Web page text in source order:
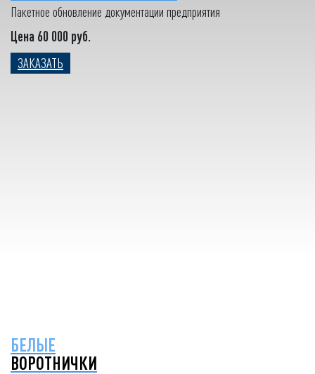
Пакетное обновление документации предприятия
Цена 60 000 руб.
ЗАКАЗАТЬ
БЕЛЫЕ
ВОРОТНИЧКИ